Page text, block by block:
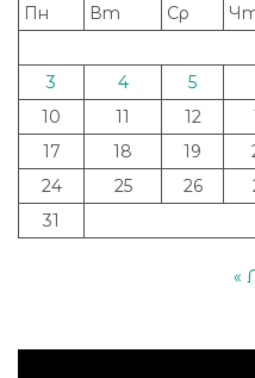
Пн
Вт Ср
3
4 5
10
11 12
17
18 19
24
25 26
31
«